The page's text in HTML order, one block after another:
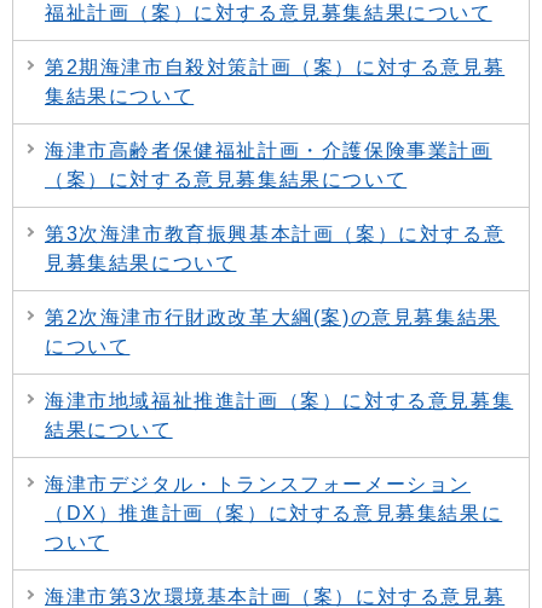
福祉計画（案）に対する意見募集結果について
第2期海津市自殺対策計画（案）に対する意見募
集結果について
海津市高齢者保健福祉計画・介護保険事業計画
（案）に対する意見募集結果について
第3次海津市教育振興基本計画（案）に対する意
見募集結果について
第2次海津市行財政改革大綱(案)の意見募集結果
について
海津市地域福祉推進計画（案）に対する意見募集
結果について
海津市デジタル・トランスフォーメーション
（DX）推進計画（案）に対する意見募集結果に
ついて
海津市第3次環境基本計画（案）に対する意見募